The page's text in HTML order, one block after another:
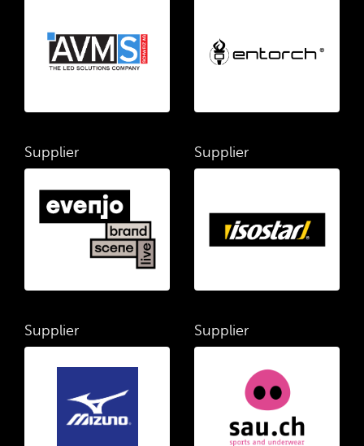
Supplier Supplier
Supplier Supplier